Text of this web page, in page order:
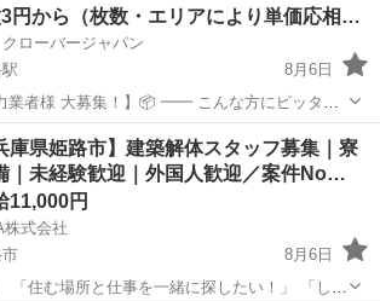
1枚3円から（枚数・エリアにより単価応相談）
クローバージャパン
8月6日
集！】📦 ━━ こんな方にピッタ
ング業をされている方 ・副業・ダブルワークで
法人どちらでもOK！ ━━ 弊社の特徴 ・
路駅 軽作業 業務委託契約
庫県姫路市】建築解体スタッフ募集｜寮
｜未経験歓迎｜外国人歓迎／案件No…
11,000円
株式会社
8月6日